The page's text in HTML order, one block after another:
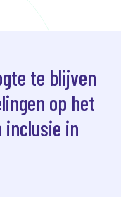
te blijven
op het
in